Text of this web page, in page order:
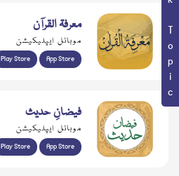
معرفۃ القرآن
موبائل ایپلیکیشن
Play Store App Store
فیضانِ حدیث
موبائل ایپلیکیشن
Play Store App Store